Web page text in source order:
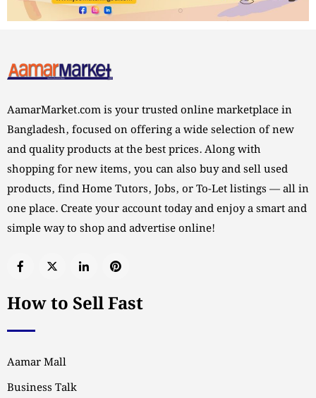
AamarMarket.com is your trusted online marketplace in
Bangladesh, focused on offering a wide selection of new
and quality products at the best prices. Along with
shopping for new items, you can also buy and sell used
products, find Home Tutors, Jobs, or To-Let listings — all in
one place. Create your account today and enjoy a smart and
simple way to shop and advertise online!
How to Sell Fast
Aamar Mall
Business Talk